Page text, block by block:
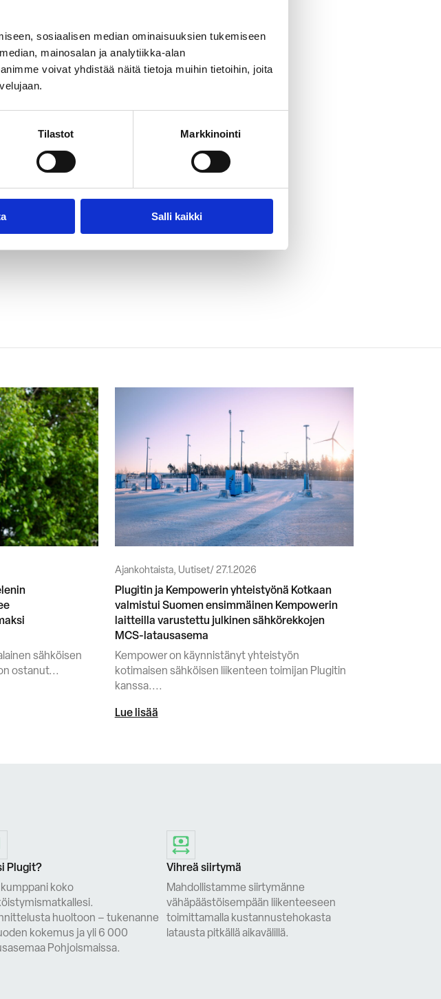
sosiaalisen median ominaisuuksien tukemiseen
mainosalan ja analytiikka-alan
voivat yhdistää näitä tietoja muihin tietoihin, joita
Tilastot Markkinointi
Salli kaikki
sähköisen
ostanut...
Ajankohtaista, Uutiset 27.1.2026
Plugitin ja Kempowerin yhteistyönä Kotkaan
valmistui Suomen ensimmäinen Kempowerin
laitteilla varustettu julkinen sähkörekkojen
MCS-latausasema
Kempower on käynnistänyt yhteistyön
kotimaisen sähköisen liikenteen toimijan Plugitin
kanssa....
Lue lisää
Plugit?
koko
huoltoon – tukenanne
kokemus ja yli 6 000
Pohjoismaissa.
Vihreä siirtymä
Mahdollistamme siirtymänne
vähäpäästöisempään liikenteeseen
toimittamalla kustannustehokasta
latausta pitkällä aikavälillä.